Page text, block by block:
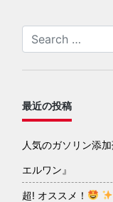
最近の投稿
人気のガソリン添
エルワン』
超! オススメ！